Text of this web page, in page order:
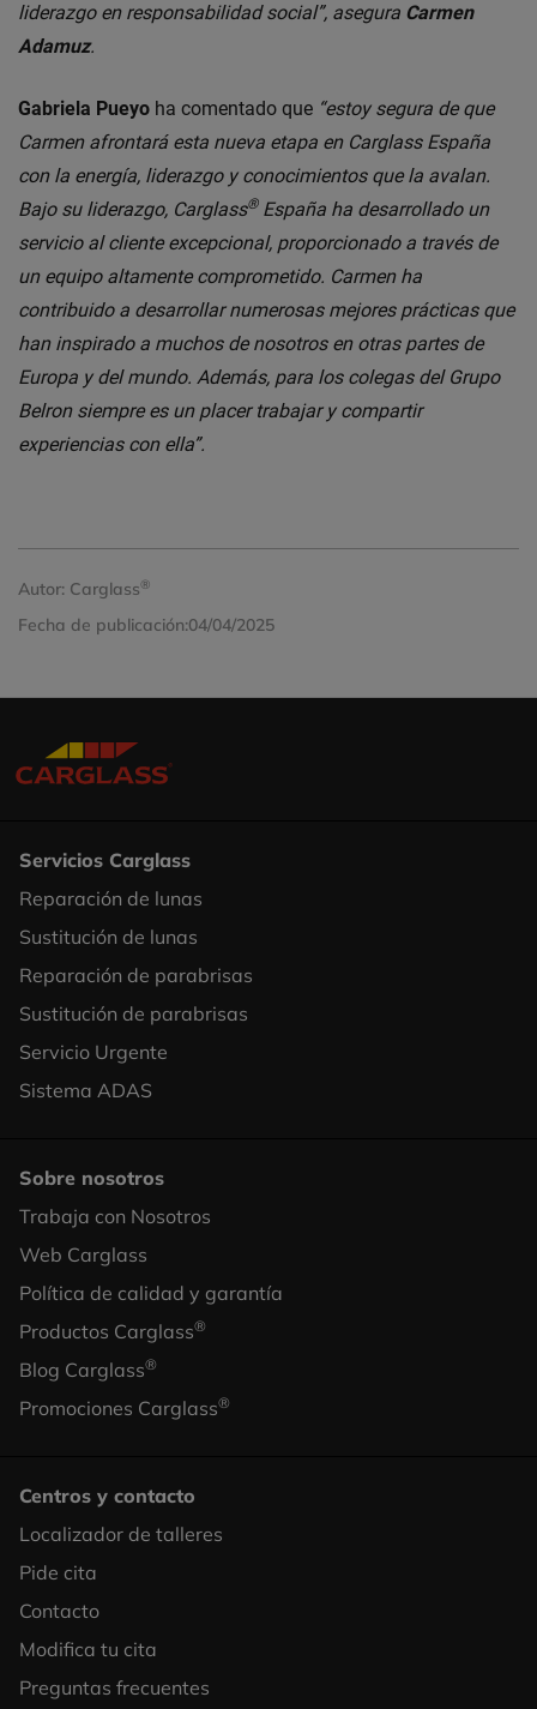
liderazgo en responsabilidad social”, asegura Carmen
Adamuz.
Gabriela Pueyo ha comentado que “estoy segura de que
Carmen afrontará esta nueva etapa en Carglass España
con la energía, liderazgo y conocimientos que la avalan.
Bajo su liderazgo, Carglass®España ha desarrollado un
servicio al cliente excepcional, proporcionado a través de
un equipo altamente comprometido. Carmen ha
contribuido a desarrollar numerosas mejores prácticas que
han inspirado a muchos de nosotros en otras partes de
Europa y del mundo. Además, para los colegas del Grupo
Belron siempre es un placer trabajar y compartir
experiencias con ella”.
Autor: Carglass®
Fecha de publicación:04/04/2025
Servicios Carglass
Footer
Column
Reparación de lunas
Sustitución de lunas
Reparación de parabrisas
Sustitución de parabrisas
Servicio Urgente
Sistema ADAS
Sobre nosotros
Footer
Column
Trabaja con Nosotros
Web Carglass
Política de calidad y garantía
Productos Carglass®
Blog Carglass®
Promociones Carglass®
Centros y contacto
Footer
Column
Localizador de talleres
Pide cita
Contacto
Modifica tu cita
Preguntas frecuentes